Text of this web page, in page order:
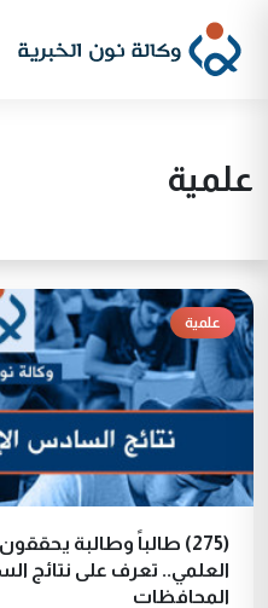
علمية
علمية
(275) طالباً وطالبة
العلمي.. تعرف على نتائج
المحافظات